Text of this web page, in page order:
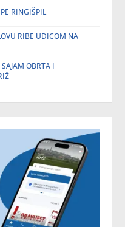
RINGIŠPIL
RIBE UDICOM NA
OBRTA I